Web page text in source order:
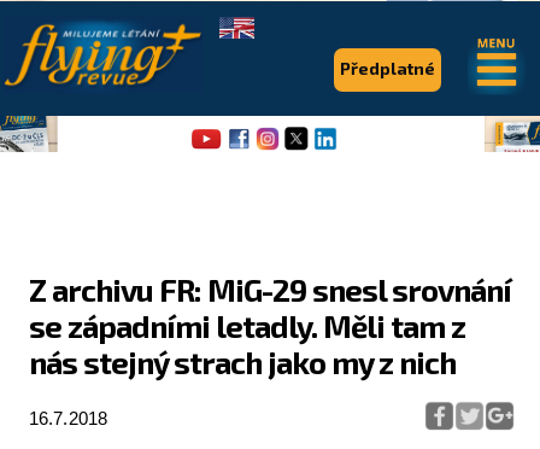
Z archivu FR: MiG-29 snesl srovnání
se západními letadly. Měli tam z
nás stejný strach jako my z nich
16.7.2018
Předplatné
.
Flying Revue
Články